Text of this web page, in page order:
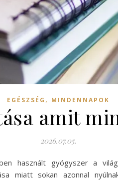
EGÉSZSÉG , MINDENNAPOK
amit
2026.07.05.
használt gyógyszer a
miatt sokan azonnal